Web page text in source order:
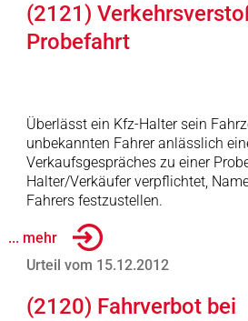
(2121)
Probefahrt
Überlässt ein Kfz-Halter sein
unbekannten Fahrer anlässlich
Verkaufsgespräches zu einer
Halter/Verkäufer verpflichtet,
Fahrers festzustellen.
... mehr
Urteil vom 15.12.2012
(2120) Fahrverbot bei